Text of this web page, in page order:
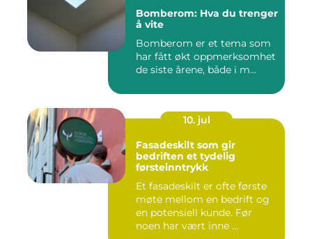
Bomberom: Hva du trenger
å vite
Bomberom er et tema som
har fått økt oppmerksomhet
de siste årene, både i m...
10. jul
Fasadeskilt som gir
bedriften et tydelig
førsteinntrykk
Et fasadeskilt er ofte første
møte mellom en bedrift og
en potensiell kunde. Før
noen har vært inne ...